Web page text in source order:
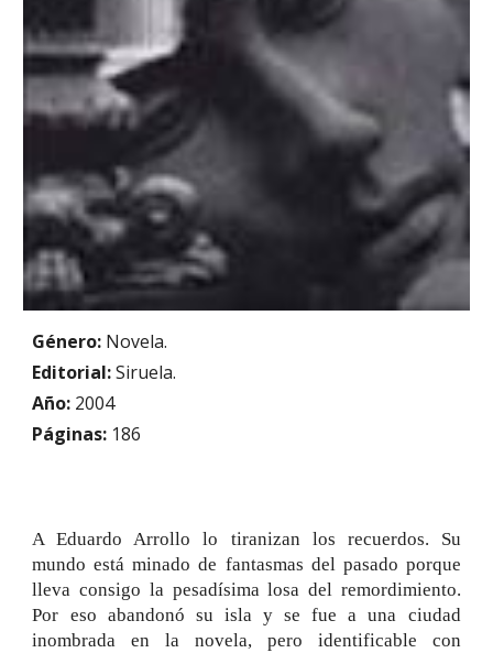
Género: Novela.
Editorial:Siruela.
Año: 2004
Páginas: 186
A Eduardo Arrollo lo tiranizan los recuerdos. Su
mundo está minado de fantasmas del pasado porque
lleva consigo la pesadísima losa del remordimiento.
Por eso abandonó su isla y se fue a una ciudad
inombrada en la novela, pero identificable con